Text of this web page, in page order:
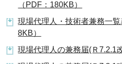
（PDF：180KB）
現場代理人・技術者兼務一覧
8KB）
現場代理人の兼務届(Ｒ7.2.1